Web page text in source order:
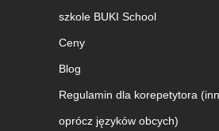
szkole BUKI School
Ceny
Blog
Regulamin dla korepetytora
oprócz języków obcych)